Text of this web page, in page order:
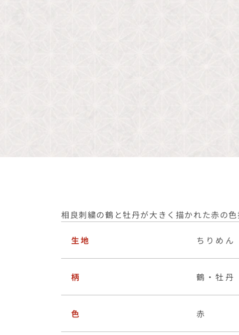
相良刺繍の鶴と牡丹が大きく描かれた赤の
生地 ちりめん
柄 鶴・牡丹
色 赤